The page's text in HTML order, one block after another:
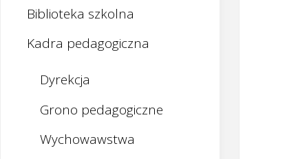
Biblioteka szkolna
Kadra pedagogiczna
Dyrekcja
Grono pedagogiczne
Wychowawstwa